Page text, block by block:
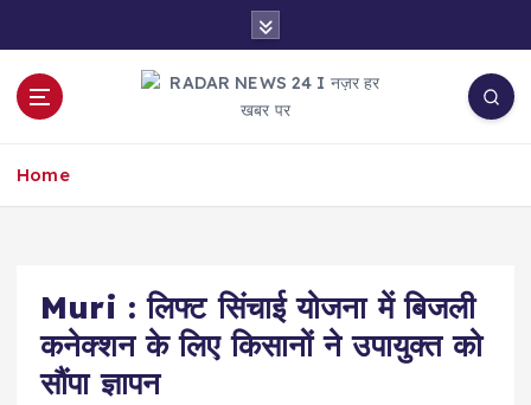
o
Home
Muri : लिफ्ट सिंचाई योजना में बिजली
कनेक्शन के लिए किसानों ने उपायुक्त को
सौंपा ज्ञापन